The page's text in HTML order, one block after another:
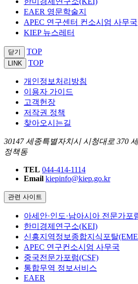
EAER 영문학술지
APEC 연구센터 컨소시엄 사무국
KIEP 뉴스레터
닫기 TOP
LINK TOP
개인정보처리방침
이용자 가이드
고객헌장
저작권 정책
찾아오시는길
30147 세종특별자치시 시청대로 370
정책동
TEL 044-414-1114
Email kiepinfo@kiep.go.kr
관련 사이트
아세안·인도·남아시아 전문가포
한미경제연구소(KEI)
신흥지역정보종합지식포탈
APEC 연구컨소시엄 사무국
중국전문가포럼(CSF)
통합무역 정보서비스
EAER